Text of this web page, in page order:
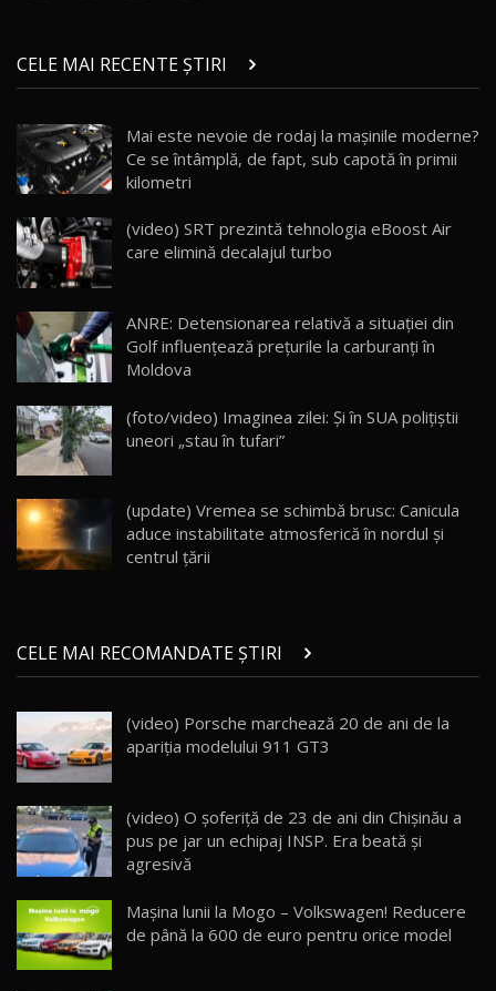
chinez care face lumea să se întoarcă după el
/ AutoBlog.MD
17:27
15 14:37
16
AutoBlogMD
13:10
17 20:06
Va fi modelul nr.1 BYD în Moldova? BYD Seal U
30:08
AutoBlog.MD
23:36
20
Noul ZEEKR 7X / Test Drive AutoBlog.MD
29:08
21
AutoBlog.MD
16:59
22
Noua Mazda 6e / Test Drive AutoBlog.MD
26:59
23
Lynk & Co 01 / Test Drive AutoBlog.MD
25:19
24
Van Electric Testat în Moldova / AutoBlog.MD
26:38
CELE MAI RECENTE ȘTIRI
Mai este nevoie de rodaj la mașinile moderne?
Ce se întâmplă, de fapt, sub capotă în primii
kilometri
(video) SRT prezintă tehnologia eBoost Air
care elimină decalajul turbo
ANRE: Detensionarea relativă a situației din
Golf influențează prețurile la carburanți în
Moldova
(foto/video) Imaginea zilei: Și în SUA polițiștii
uneori „stau în tufari”
(update) Vremea se schimbă brusc: Canicula
aduce instabilitate atmosferică în nordul și
centrul țării
CELE MAI RECOMANDATE ȘTIRI
(video) Porsche marchează 20 de ani de la
apariţia modelului 911 GT3
(video) O şoferiţă de 23 de ani din Chişinău a
pus pe jar un echipaj INSP. Era beată şi
agresivă
Mașina lunii la Mogo – Volkswagen! Reducere
de până la 600 de euro pentru orice model